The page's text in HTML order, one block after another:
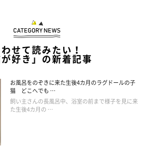
っと開くのがジワります」
となーくキック」
たいです♥️♥️♥️」
リ」
トがたくさん寄せられていました。みなさ
せて読みたい！
が好き」の新着記事
お風呂をのぞきに来た生後4カ月のラグドールの子
猫 どこへでも …
飼い主さんの長風呂中、浴室の前まで様子を見に来
た生後4カ月の …